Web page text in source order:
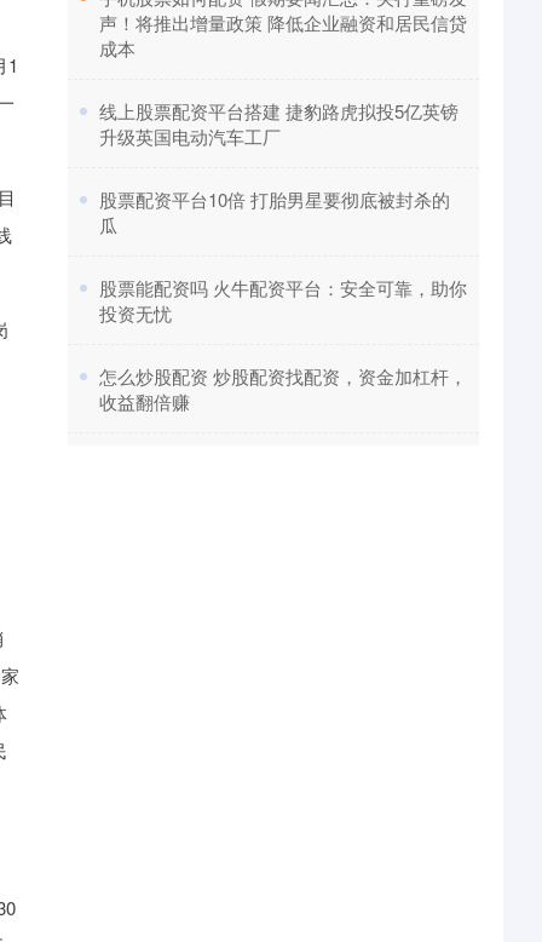
1
声！将推出增量政策 降低企业融资和居民信贷
成本
​线上股票配资平台搭建 捷豹路虎拟投5亿英镑
升级英国电动汽车工厂
​股票配资平台10倍 打胎男星要彻底被封杀的
瓜
​股票能配资吗 火牛配资平台：安全可靠，助你
投资无忧
​怎么炒股配资 炒股配资找配资，资金加杠杆，
收益翻倍赚